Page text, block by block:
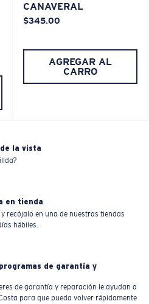
CANAVERAL
$345.00
AGREGAR AL
CARRO
la vista
en tienda
recójalo en una de nuestras tiendas
hábiles.
de garantía y
de garantía y reparación le ayudan a
para que pueda volver rápidamente